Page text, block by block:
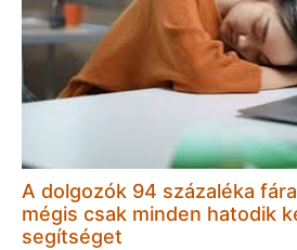
A dolgozók 94 százaléka
mégis csak minden hatodik
segítséget